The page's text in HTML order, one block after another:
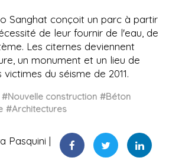
Sanghat conçoit un parc à partir
de leur fournir de l'eau, de
Les citernes deviennent
un monument et un lieu de
du séisme de 2011.
#Nouvelle construction #Béton
#Architectures
Pasquini